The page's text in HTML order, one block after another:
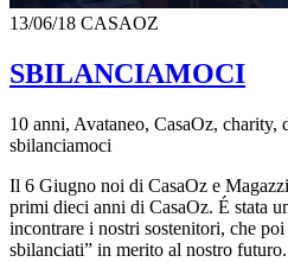
13/06/18 CASAOZ
SBILANCIAMOCI
10 anni, Avataneo, CasaOz, charity,
sbilanciamoci
Il 6 Giugno noi di CasaOz e
primi dieci anni di CasaOz. É stata
incontrare i nostri sostenitori, che
sbilanciati” in merito al nostro futuro.